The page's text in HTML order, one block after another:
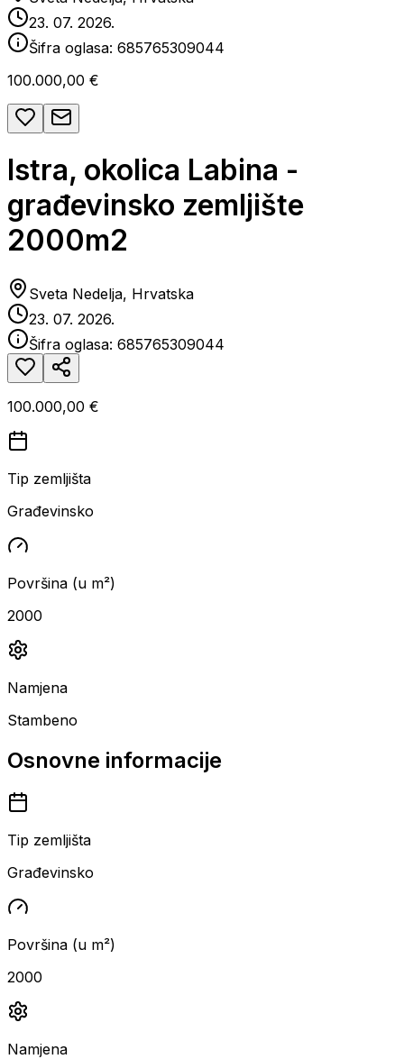
23. 07. 2026.
Šifra oglasa: 685765309044
100.000,00 €
Istra, okolica Labina -
građevinsko zemljište
2000m2
Sveta Nedelja, Hrvatska
23. 07. 2026.
Šifra oglasa: 685765309044
100.000,00 €
Tip zemljišta
Građevinsko
Površina (u m²)
2000
Namjena
Stambeno
Osnovne informacije
Tip zemljišta
Građevinsko
Površina (u m²)
2000
Namjena